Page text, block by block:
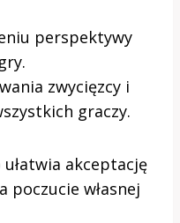
perspektywy
zwycięzcy i
graczy.
akceptację
poczucie własnej